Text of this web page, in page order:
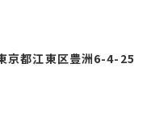
京都江東区豊洲6-4-25